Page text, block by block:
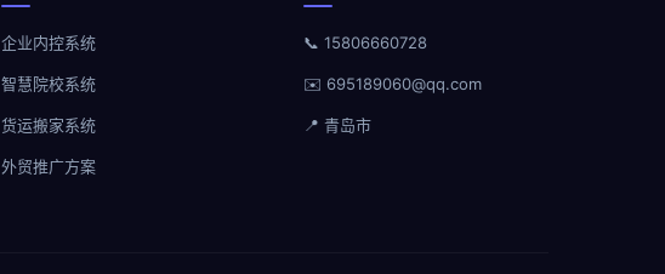
企业内控系统
智慧院校系统
货运搬家系统
外贸推广方案
📞 15806660728
✉️ 695189060@qq.com
📍 青岛市